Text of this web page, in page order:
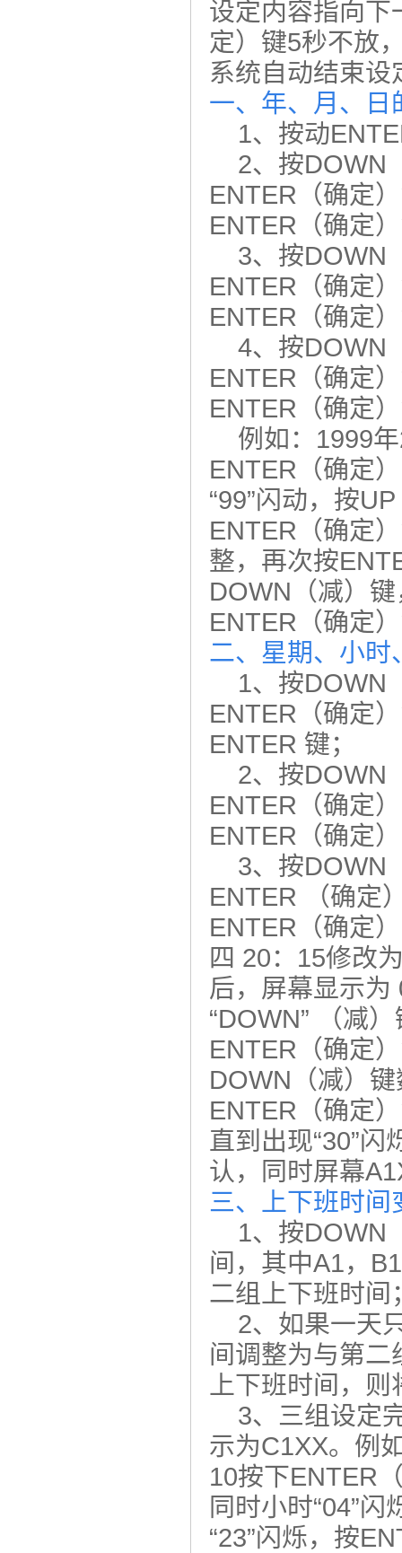
设定内容指向下
定）键5秒不放
系统自动结束设
一、年、月、日
1、按动
2、按DOWN
ENTER（确定
ENTER（确定
3、按DOWN
ENTER（确定
ENTER（确定
4、按DOWN
ENTER（确定
ENTER（确定
例如：1999年
ENTER（确定
“99”闪动，按
ENTER（确定
整，再次按
DOWN（减）
ENTER（确定
二、星期、小时
1、按DOWN
ENTER（确定
ENTER 键；
2、按DOWN
ENTER（确定
ENTER（确定
3、按DOWN
ENTER （确定
ENTER（确定
四 20：15修改
后，屏幕显示为
“DOWN” （减
ENTER（确定
DOWN（减）键
ENTER（确定
直到出现“30”
认，同时屏幕
三、上下班时间
1、按DOWN
间，其中A1，
二组上下班时间
2、如果一天
间调整为与第二
上下班时间，则
3、三组设定
示为C1XX。例
10按下ENTER
同时小时“04”
“23”闪烁，按